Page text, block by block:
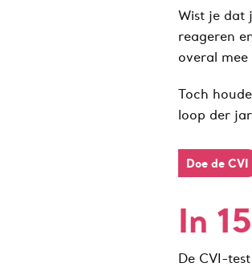
Wist je dat
reageren
overal
Toch
loop der
Doe de CVI
In
De CVI-